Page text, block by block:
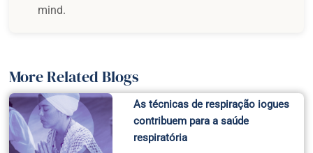
mind.
More Related Blogs
As técnicas de respiração iogues
contribuem para a saúde
respiratória